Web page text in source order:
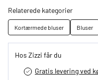
Relaterede kategorier
Kortærmede bluser Bluser
Hos Zizzi får du
Gratis levering ved